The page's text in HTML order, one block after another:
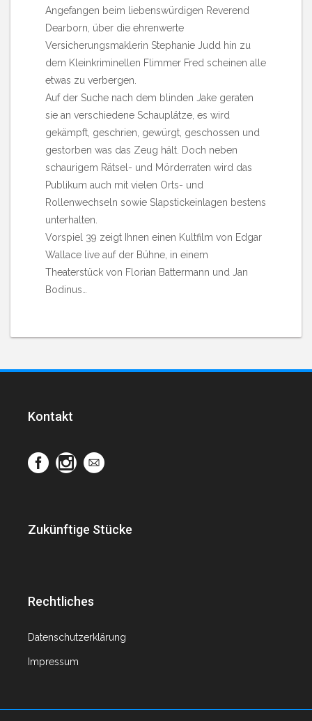
Angefangen beim liebenswürdigen Reverend
Dearborn, über die ehrenwerte
Versicherungsmaklerin Stephanie Judd hin zu
dem Kleinkriminellen Flimmer Fred scheinen alle
etwas zu verbergen.
Auf der Suche nach dem blinden Jake geraten
sie an verschiedene Schauplätze, es wird
gekämpft, geschrien, gewürgt, geschossen und
gestorben was das Zeug hält. Doch neben
schaurigem Rätsel- und Mörderraten wird das
Publikum auch mit vielen Orts- und
Rollenwechseln sowie Slapstickeinlagen bestens
unterhalten.
Vorspiel 39 zeigt Ihnen einen Kultfilm von Edgar
Wallace live auf der Bühne, in einem
Theaterstück von Florian Battermann und Jan
Bodinus…
Kontakt
Zukünftige Stücke
Rechtliches
Datenschutzerklärung
Impressum